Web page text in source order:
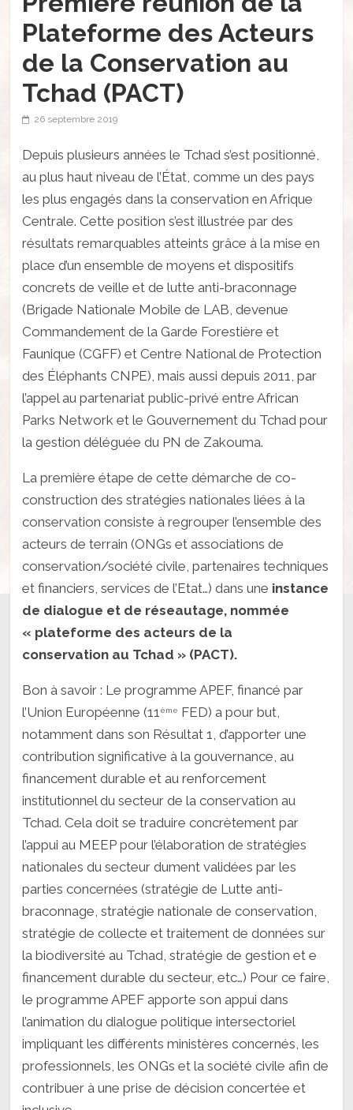
Plateforme des Acteurs
de la Conservation au
Tchad (PACT)
26 septembre 2019
Depuis plusieurs années le Tchad s’est positionné,
au plus haut niveau de l’État, comme un des pays
les plus engagés dans la conservation en Afrique
Centrale. Cette position s’est illustrée par des
résultats remarquables atteints grâce à la mise en
place d’un ensemble de moyens et dispositifs
concrets de veille et de lutte anti-braconnage
(Brigade Nationale Mobile de LAB, devenue
Commandement de la Garde Forestière et
Faunique (CGFF) et Centre National de Protection
des Éléphants CNPE), mais aussi depuis 2011, par
l’appel au partenariat public-privé entre African
Parks Network et le Gouvernement du Tchad pour
la gestion déléguée du PN de Zakouma.
La première étape de cette démarche de co-
construction des stratégies nationales liées à la
conservation consiste à regrouper l’ensemble des
acteurs de terrain (ONGs et associations de
conservation/société civile, partenaires techniques
et financiers, services de l’Etat…) dans une instance
de dialogue et de réseautage, nommée
« plateforme des acteurs de la
conservation au Tchad » (PACT).
Bon à savoir : Le programme APEF, financé par
l’Union Européenne (11 ème FED) a pour but,
notamment dans son Résultat 1, d’apporter une
contribution significative à la gouvernance, au
financement durable et au renforcement
institutionnel du secteur de la conservation au
Tchad. Cela doit se traduire concrètement par
l’appui au MEEP pour l’élaboration de stratégies
nationales du secteur dument validées par les
parties concernées (stratégie de Lutte anti-
braconnage, stratégie nationale de conservation,
stratégie de collecte et traitement de données sur
la biodiversité au Tchad, stratégie de gestion et e
financement durable du secteur, etc…) Pour ce faire,
le programme APEF apporte son appui dans
l’animation du dialogue politique intersectoriel
impliquant les différents ministères concernés, les
professionnels, les ONGs et la société civile afin de
contribuer à une prise de décision concertée et